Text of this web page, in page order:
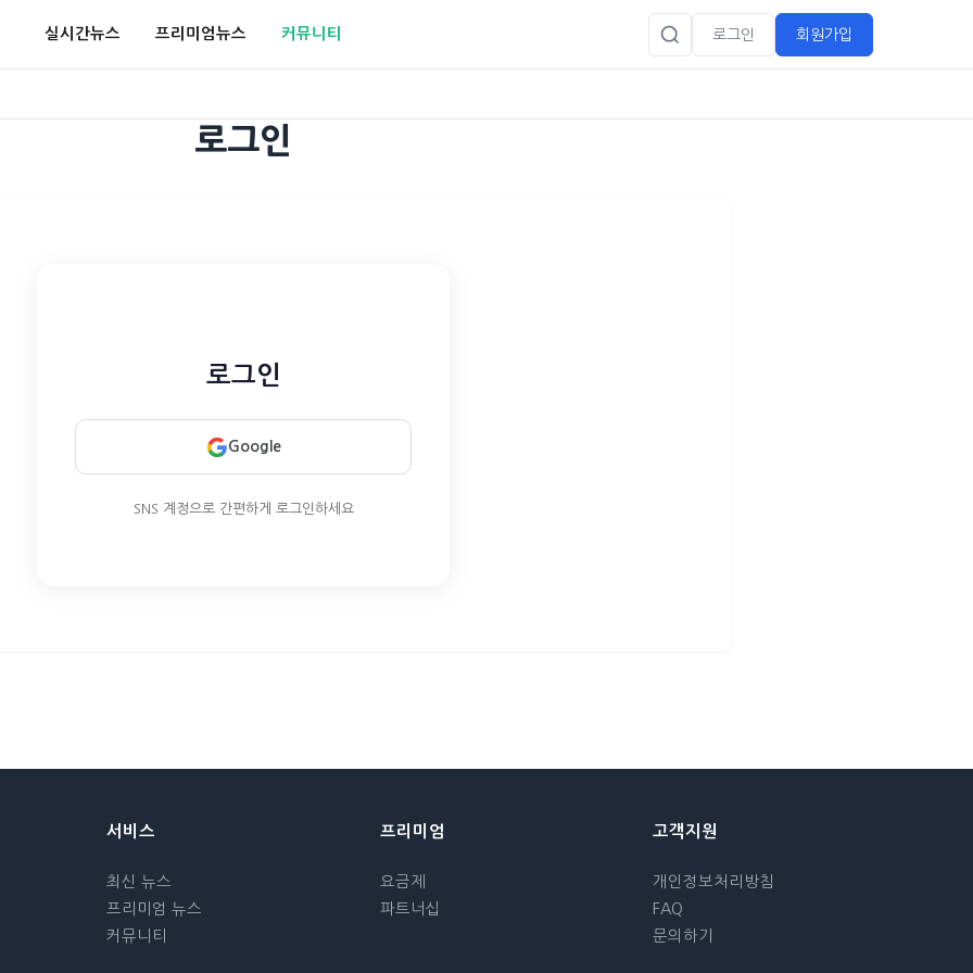
실시간뉴스 프리미엄뉴스 커뮤니티 로그인 회원가입
로그인
로그인
Google
SNS 계정으로 간편하게 로그인하세요
서비스
최신 뉴스
프리미엄 뉴스
커뮤니티
프리미엄
요금제
파트너십
고객지원
개인정보처리방침
FAQ
문의하기